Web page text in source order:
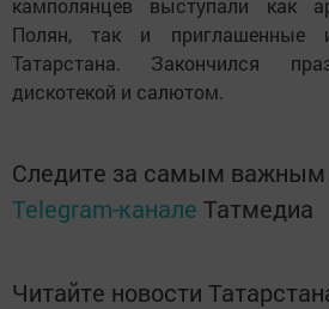
камполянцев выступали как
Полян, так и приглашенные
Татарстана. Закончился
дискотекой и салютом.
Следите за самым важным
Telegram-канале Татмедиа
Читайте новости